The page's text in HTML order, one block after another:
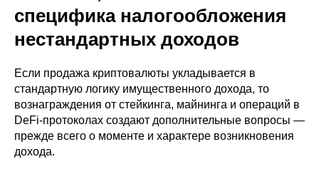
специфика налогообложения
нестандартных доходов
Если продажа криптовалюты укладывается в
стандартную логику имущественного дохода, то
вознаграждения от стейкинга, майнинга и операций в
DeFi-протоколах создают дополнительные вопросы —
прежде всего о моменте и характере возникновения
дохода.